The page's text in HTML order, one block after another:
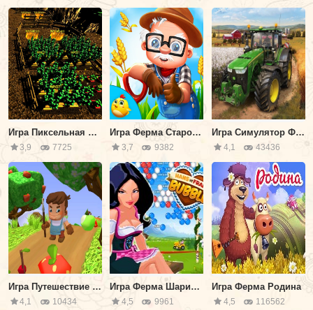
Игра Пиксельная Ферма
3,9 7725
Игра Ферма Старого Макдональда
3,7 9382
Игра Симулятор Фермера 2019
4,1 43436
Игра Путешествие Фермера
4,1 10434
Игра Ферма Шариков
4,5 9961
Игра Ферма Родина
4,5 116562